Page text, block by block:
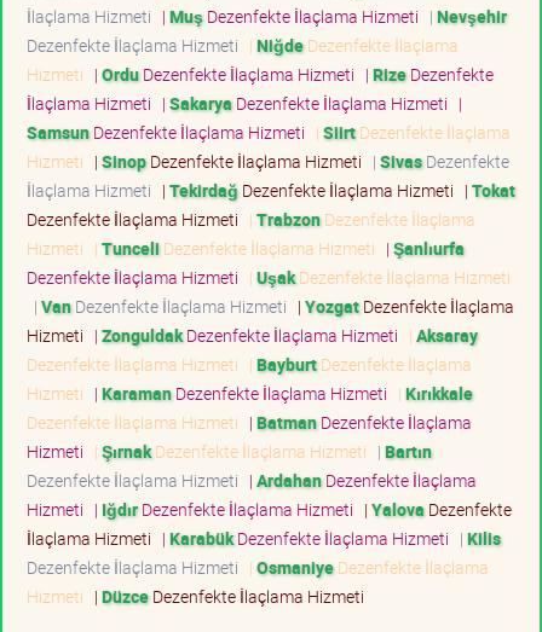
İlaçlama Hizmeti | Muş Dezenfekte İlaçlama Hizmeti | Nevşehir
Dezenfekte İlaçlama Hizmeti | NiğdeDezenfekte İlaçlama
Hizmeti | OrduDezenfekte İlaçlama Hizmeti | RizeDezenfekte
İlaçlama Hizmeti | Sakarya Dezenfekte İlaçlama Hizmeti |
SamsunDezenfekte İlaçlama Hizmeti | SiirtDezenfekte İlaçlama
Hizmeti | SinopDezenfekte İlaçlama Hizmeti | SivasDezenfekte
İlaçlama Hizmeti | Tekirdağ Dezenfekte İlaçlama Hizmeti | Tokat
Dezenfekte İlaçlama Hizmeti | TrabzonDezenfekte İlaçlama
Hizmeti | Tunceli Dezenfekte İlaçlama Hizmeti | Şanlıurfa
Dezenfekte İlaçlama Hizmeti | UşakDezenfekte İlaçlama Hizmeti
| VanDezenfekte İlaçlama Hizmeti | YozgatDezenfekte İlaçlama
Hizmeti | ZonguldakDezenfekte İlaçlama Hizmeti | Aksaray
Dezenfekte İlaçlama Hizmeti | BayburtDezenfekte İlaçlama
Hizmeti | KaramanDezenfekte İlaçlama Hizmeti | Kırıkkale
Dezenfekte İlaçlama Hizmeti | BatmanDezenfekte İlaçlama
Hizmeti | ŞırnakDezenfekte İlaçlama Hizmeti | Bartın
Dezenfekte İlaçlama Hizmeti | ArdahanDezenfekte İlaçlama
Hizmeti | IğdırDezenfekte İlaçlama Hizmeti | Yalova Dezenfekte
İlaçlama Hizmeti | KarabükDezenfekte İlaçlama Hizmeti | Kilis
Dezenfekte İlaçlama Hizmeti | OsmaniyeDezenfekte İlaçlama
Hizmeti | DüzceDezenfekte İlaçlama Hizmeti